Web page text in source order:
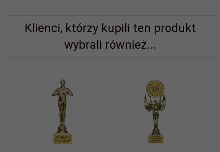
Klienci, którzy kupili ten produkt
wybrali również...